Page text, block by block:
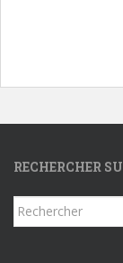
RECHERCHER
Rechercher...